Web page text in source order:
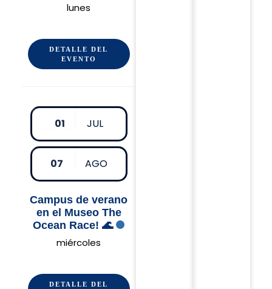
lunes
DETALLE DEL
EVENTO
01 JUL
07 AGO
Campus de verano
en el Museo The
Ocean Race! 🌊
miércoles
DETALLE DEL